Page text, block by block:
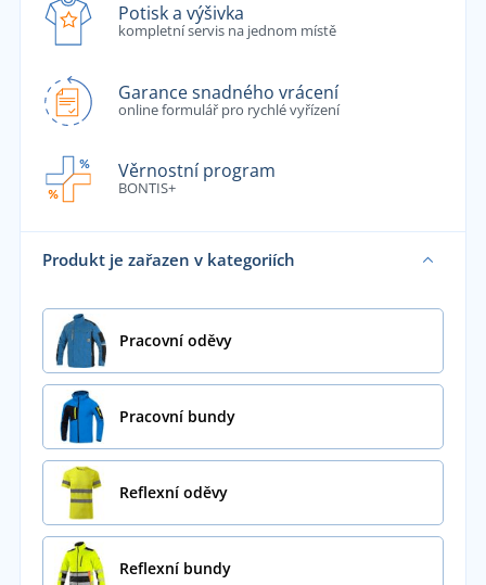
Potisk a výšivka
kompletní servis na jednom místě
Garance snadného vrácení
online formulář pro rychlé vyřízení
Věrnostní program
BONTIS+
Produkt je zařazen v kategoriích
Pracovní oděvy
Pracovní bundy
Reflexní oděvy
Reflexní bundy